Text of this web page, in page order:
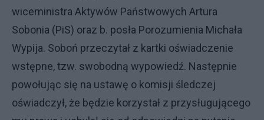
wiceministra Aktywów Państwowych Artura
Sobonia (PiS) oraz b. posła Porozumienia Michała
Wypija. Soboń przeczytał z kartki oświadczenie
wstępne, tzw. swobodną wypowiedź. Następnie
powołując się na ustawę o komisji śledczej
oświadczył, że będzie korzystał z przysługującego